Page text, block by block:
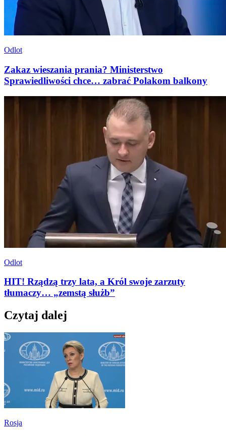
Odlot
Zakaz wieszania prania? Ministerstwo
Sprawiedliwości chce… zabrać Polakom balkony
Odlot
HIT! Rządzą trzy lata, a Król swoje zarzuty
tłumaczy… „zemstą służb”
Czytaj dalej
Rosja